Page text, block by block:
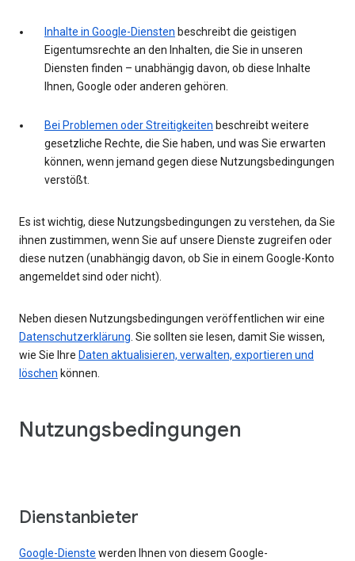
Inhalte in Google-Diensten beschreibt die geistigen
Eigentumsrechte an den Inhalten, die Sie in unseren
Diensten finden – unabhängig davon, ob diese Inhalte
Ihnen, Google oder anderen gehören.
Bei Problemen oder Streitigkeiten beschreibt weitere
gesetzliche Rechte, die Sie haben, und was Sie erwarten
können, wenn jemand gegen diese Nutzungsbedingungen
verstößt.
Es ist wichtig, diese Nutzungsbedingungen zu verstehen, da Sie
ihnen zustimmen, wenn Sie auf unsere Dienste zugreifen oder
diese nutzen (unabhängig davon, ob Sie in einem Google-Konto
angemeldet sind oder nicht).
Neben diesen Nutzungsbedingungen veröffentlichen wir eine
Datenschutzerklärung . Sie sollten sie lesen, damit Sie wissen,
wie Sie Ihre Daten aktualisieren, verwalten, exportieren und
löschen können.
Nutzungsbedingungen
Dienstanbieter
Google-Dienste werden Ihnen von diesem Google-